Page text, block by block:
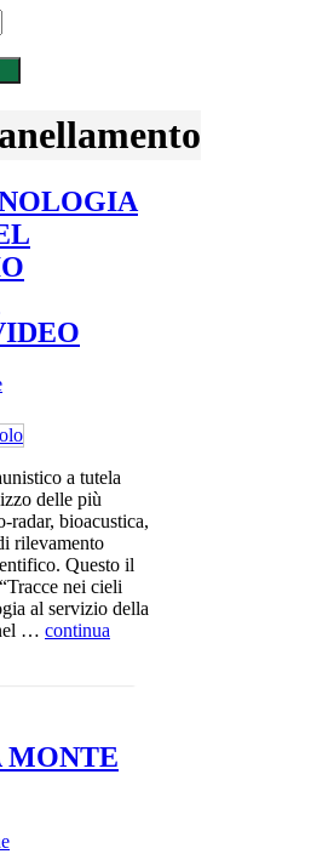
a tutela
delle più
radar, bioacustica,
rilevamento
Questo il
nei cieli
al servizio della
… continua
MONTE